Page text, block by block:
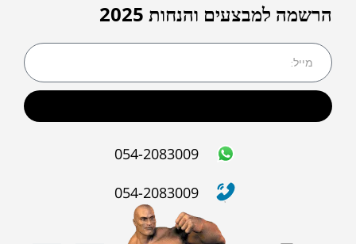
הרשמה למבצעים והנחות 2025
054-2083009
054-2083009